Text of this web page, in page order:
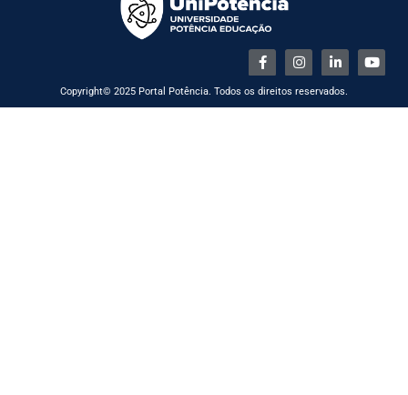
Copyright© 2025 Portal Potência. Todos os direitos reservados.